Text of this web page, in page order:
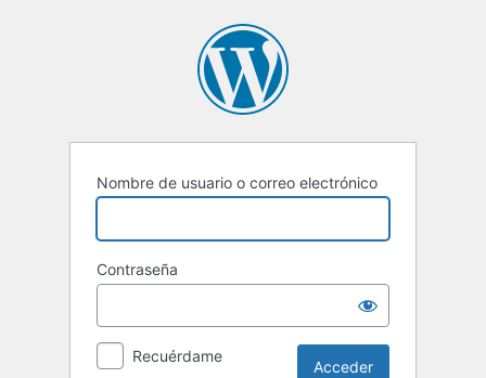
Nombre de usuario o correo electrónico
Contraseña
Recuérdame